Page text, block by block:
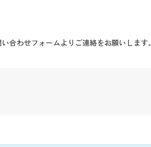
合わせフォームよりご連絡をお願いします。